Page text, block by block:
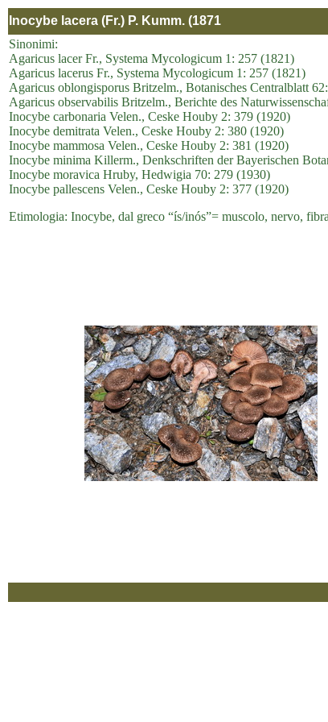
Inocybe lacera (Fr.) P. Kumm. (1871
Sinonimi:
Agaricus lacer Fr., Systema Mycologicum 1: 257 (1821)
Agaricus lacerus Fr., Systema Mycologicum 1: 257 (1821)
Agaricus oblongisporus Britzelm., Botanisches Centralblatt
Agaricus observabilis Britzelm., Berichte des
Inocybe carbonaria Velen., Ceske Houby 2: 379 (1920)
Inocybe demitrata Velen., Ceske Houby 2: 380 (1920)
Inocybe mammosa Velen., Ceske Houby 2: 381 (1920)
Inocybe minima Killerm., Denkschriften der Bayerischen
Inocybe moravica Hruby, Hedwigia 70: 279 (1930)
Inocybe pallescens Velen., Ceske Houby 2: 377 (1920)
Etimologia: Inocybe, dal greco “ís/inós”= muscolo, nervo,